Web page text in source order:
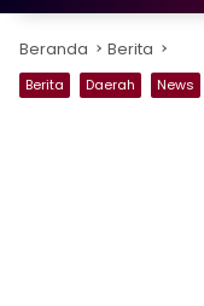
Beranda Berita
Berita Daerah News